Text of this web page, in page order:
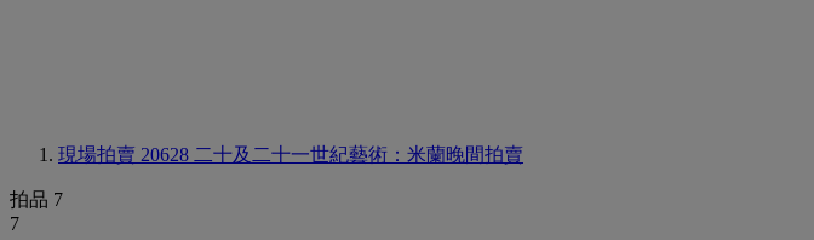
現場拍賣 20628 二十及二十一世紀藝術：米蘭晚間拍賣
拍品 7
7